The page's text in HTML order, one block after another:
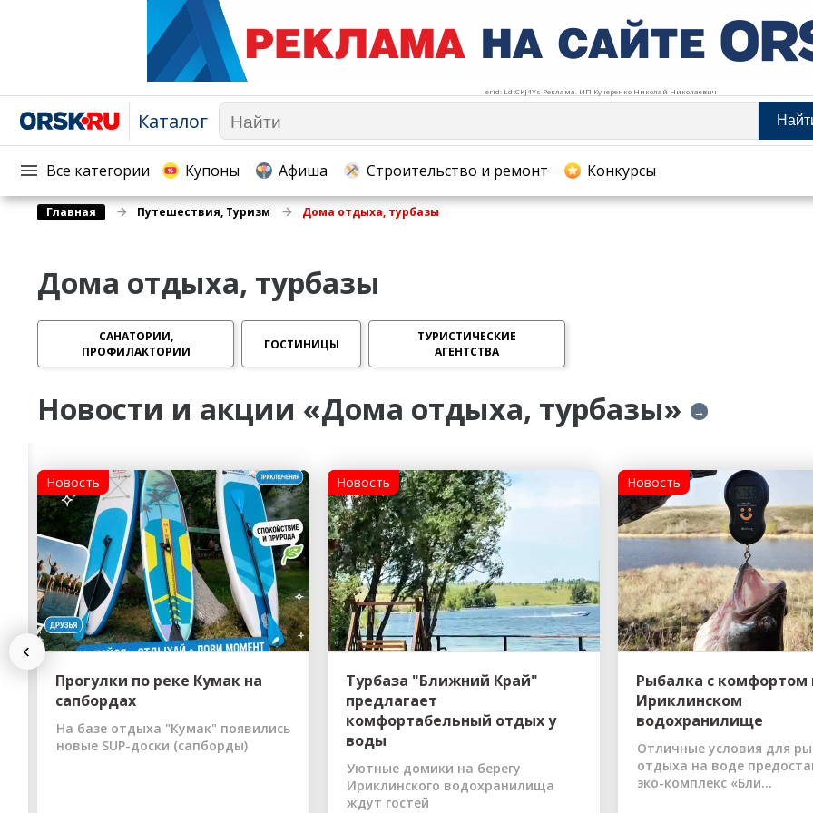
erid: LdtCKJ4Ys Реклама. ИП Кучеренко Николай Николаевич
Каталог
Все категории Купоны Афиша Строительство и ремонт Конкурсы
Афиша
Строительство и ремонт
Авто и мото
Рестораны, кафе, бары
Красота Косметология
Медицина Здоровье
Бытовые услуги
СМИ и Реклама
Телекоммуникации и связь
Бизнес и финансы
Юристы, Экспертиза, Страхование
Социальные организации
Это интересно
Промышленность
Сельское хозяйство
Городское хозяйство
Курьерская служба, Службы до...
Купоны
Популярное →
Главная Путешествия, Туризм Дома отдыха, турбазы
Дома отдыха, турбазы
САНАТОРИИ,
ПРОФИЛАКТОРИИ
ГОСТИНИЦЫ
ТУРИСТИЧЕСКИЕ
АГЕНТСТВА
Новости и акции «Дома отдыха, турбазы» →
Previous
Новость
Прогулки по реке Кумак на
сапбордах
На базе отдыха "Кумак" появились
новые SUP-доски (сапборды)
Новость
Турбаза "Ближний Край"
предлагает
комфортабельный отдых у
воды
Уютные домики на берегу
Ириклинского водохранилища
ждут гостей
Новость
Рыбалка с комфортом
Ириклинском
водохранилище
Отличные условия для
отдыха на воде
эко-комплекс «Бли...